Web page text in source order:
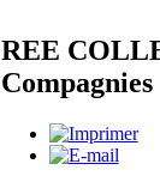
REE
Compagnies